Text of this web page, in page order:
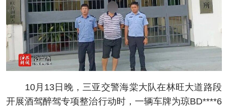
10月13日晚，三亚交警海棠大队在林旺大道路段
开展酒驾醉驾专项整治行动时，一辆车牌为琼BD****6